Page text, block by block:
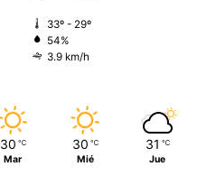
33º - 29º
54%
3.9 km/h
30 ℃
Mar
30 ℃
Mié
31 ℃
Jue